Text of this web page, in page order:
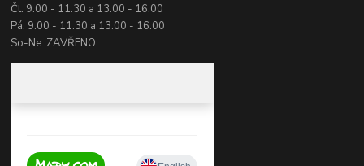
Čt: 9:00 - 11:30 a 13:00 - 16:00
Pá: 9:00 - 11:30 a 13:00 - 16:00
So-Ne: ZAVŘENO